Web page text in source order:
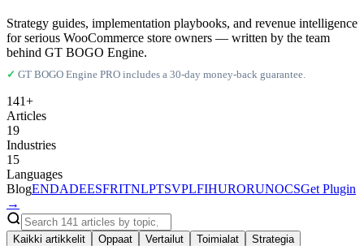
Strategy guides, implementation playbooks, and revenue intelligence
for serious WooCommerce store owners — written by the team
behind GT BOGO Engine.
✓ GT BOGO Engine PRO includes a 30-day money-back guarantee.
141+
Articles
19
Industries
15
Languages
BlogENDADEESFRITNLPTSVPLFIHURORUNOCSGet Plugin
→
Kaikki artikkelit Oppaat Vertailut Toimialat Strategia